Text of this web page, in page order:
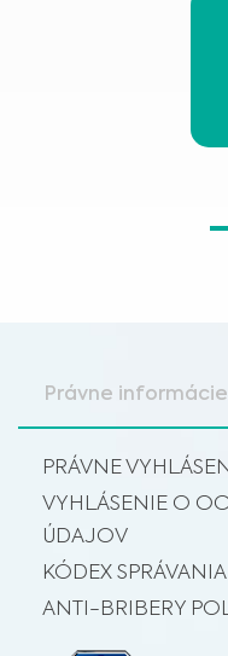
ZRIEKNUTIE
Informácie
obsiahnutých na tejto
niekedy sú určené len
stránky nezodpovedá
ktoré môže táto
Materiál na tejto
diagnózu alebo
používanie, aj keď
Právne informácie
PRÁVNE
VYHLÁSENIE O
ÚDAJOV
KÓDEX SPRÁVANIA
ANTI-BRIBERY